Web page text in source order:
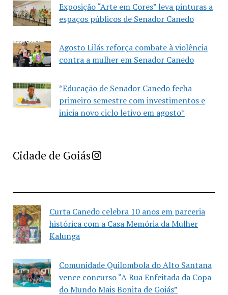
Exposição “Arte em Cores” leva pinturas a
espaços públicos de Senador Canedo
Agosto Lilás reforça combate à violência
contra a mulher em Senador Canedo
*Educação de Senador Canedo fecha
primeiro semestre com investimentos e
inicia novo ciclo letivo em agosto*
Cidade de GoiásImprensa Criativa da Cidade de Goiás
Curta Canedo celebra 10 anos em parceria
histórica com a Casa Memória da Mulher
Kalunga
Comunidade Quilombola do Alto Santana
vence concurso “A Rua Enfeitada da Copa
do Mundo Mais Bonita de Goiás”